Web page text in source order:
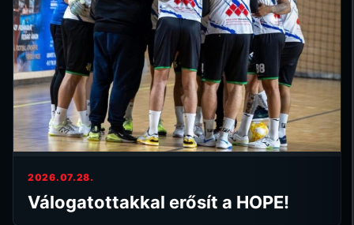
2026.07.28.
Válogatottakkal erősít a HOPE!